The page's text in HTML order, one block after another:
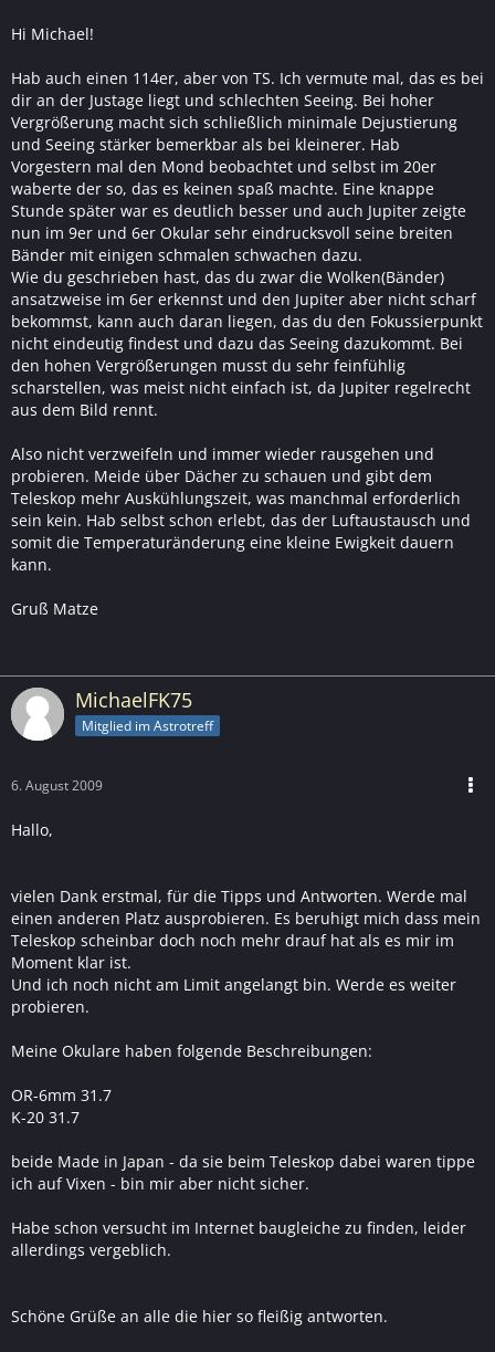
Hi Michael!
Hab auch einen 114er, aber von TS. Ich vermute mal, das es bei
dir an der Justage liegt und schlechten Seeing. Bei hoher
Vergrößerung macht sich schließlich minimale Dejustierung
und Seeing stärker bemerkbar als bei kleinerer. Hab
Vorgestern mal den Mond beobachtet und selbst im 20er
waberte der so, das es keinen spaß machte. Eine knappe
Stunde später war es deutlich besser und auch Jupiter zeigte
nun im 9er und 6er Okular sehr eindrucksvoll seine breiten
Bänder mit einigen schmalen schwachen dazu.
Wie du geschrieben hast, das du zwar die Wolken(Bänder)
ansatzweise im 6er erkennst und den Jupiter aber nicht scharf
bekommst, kann auch daran liegen, das du den Fokussierpunkt
nicht eindeutig findest und dazu das Seeing dazukommt. Bei
den hohen Vergrößerungen musst du sehr feinfühlig
scharstellen, was meist nicht einfach ist, da Jupiter regelrecht
aus dem Bild rennt.
Also nicht verzweifeln und immer wieder rausgehen und
probieren. Meide über Dächer zu schauen und gibt dem
Teleskop mehr Auskühlungszeit, was manchmal erforderlich
sein kein. Hab selbst schon erlebt, das der Luftaustausch und
somit die Temperaturänderung eine kleine Ewigkeit dauern
kann.
Gruß Matze
MichaelFK75
Mitglied im Astrotreff
6. August 2009
Hallo,
vielen Dank erstmal, für die Tipps und Antworten. Werde mal
einen anderen Platz ausprobieren. Es beruhigt mich dass mein
Teleskop scheinbar doch noch mehr drauf hat als es mir im
Moment klar ist.
Und ich noch nicht am Limit angelangt bin. Werde es weiter
probieren.
Meine Okulare haben folgende Beschreibungen:
OR-6mm 31.7
K-20 31.7
beide Made in Japan - da sie beim Teleskop dabei waren tippe
ich auf Vixen - bin mir aber nicht sicher.
Habe schon versucht im Internet baugleiche zu finden, leider
allerdings vergeblich.
Schöne Grüße an alle die hier so fleißig antworten.